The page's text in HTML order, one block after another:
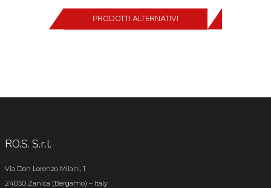
PRODOTTI ALTERNATIVI
RO.S. S.r.l.
Via Don Lorenzo Milani, 1
24050 Zanica (Bergamo) – Italy